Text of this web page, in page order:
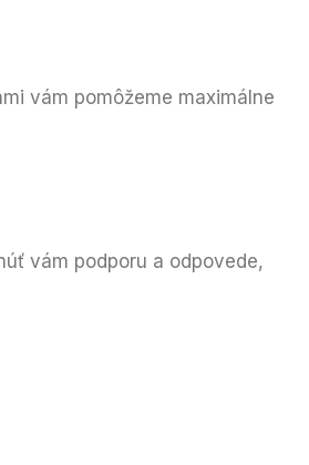
vám pomôžeme maximálne
vám podporu a odpovede,